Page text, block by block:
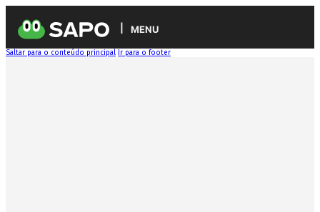
MENU
Saltar para o conteúdo principal Ir para o footer